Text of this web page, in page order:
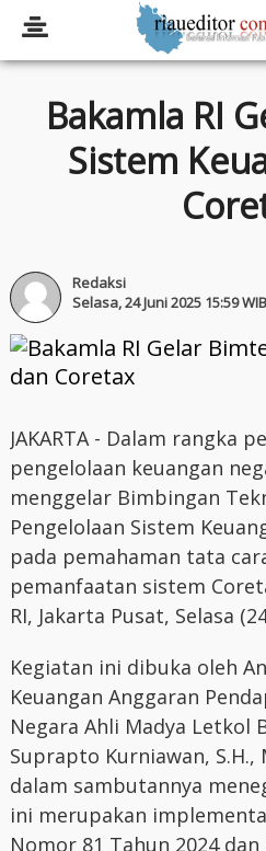
Bakamla RI
Sistem
Redaksi
Selasa, 24 Juni 2025 15:59 WIB
JAKARTA - Dalam rangka
pengelolaan keuangan
menggelar Bimbingan
Pengelolaan Sistem
pada pemahaman tata
pemanfaatan sistem
RI, Jakarta Pusat, Selasa
Kegiatan ini dibuka oleh
Keuangan Anggaran
Negara Ahli Madya Letkol
Suprapto Kurniawan, S.H.,
dalam sambutannya
ini merupakan
Nomor 81 Tahun 2024